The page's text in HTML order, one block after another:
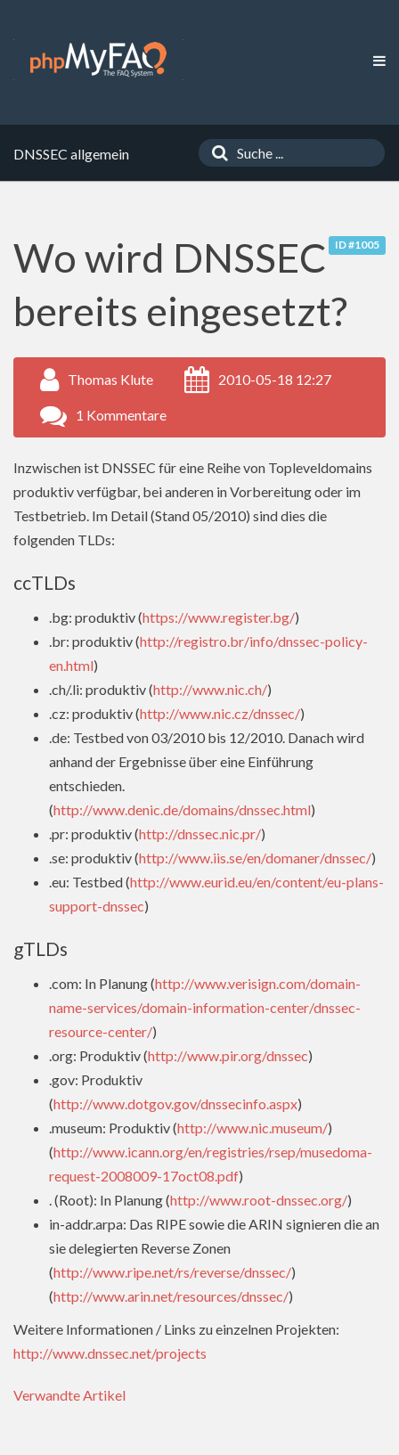
DNSSEC allgemein
ID #1005
Wo wird DNSSEC
bereits eingesetzt?
Thomas Klute 2010-05-18 12:27
1 Kommentare
Inzwischen ist DNSSEC für eine Reihe von Topleveldomains
produktiv verfügbar, bei anderen in Vorbereitung oder im
Testbetrieb. Im Detail (Stand 05/2010) sind dies die
folgenden TLDs:
ccTLDs
.bg: produktiv (https://www.register.bg/)
.br: produktiv (http://registro.br/info/dnssec-policy-
en.html)
.ch/.li: produktiv (http://www.nic.ch/)
.cz: produktiv (http://www.nic.cz/dnssec/)
.de: Testbed von 03/2010 bis 12/2010. Danach wird
anhand der Ergebnisse über eine Einführung
entschieden.
(http://www.denic.de/domains/dnssec.html)
.pr: produktiv (http://dnssec.nic.pr/)
.se: produktiv (http://www.iis.se/en/domaner/dnssec/)
.eu: Testbed (http://www.eurid.eu/en/content/eu-plans-
support-dnssec)
gTLDs
.com: In Planung (http://www.verisign.com/domain-
name-services/domain-information-center/dnssec-
resource-center/)
.org: Produktiv (http://www.pir.org/dnssec)
.gov: Produktiv
(http://www.dotgov.gov/dnssecinfo.aspx)
.museum: Produktiv (http://www.nic.museum/)
(http://www.icann.org/en/registries/rsep/musedoma-
request-2008009-17oct08.pdf)
. (Root): In Planung (http://www.root-dnssec.org/)
in-addr.arpa: Das RIPE sowie die ARIN signieren die an
sie delegierten Reverse Zonen
(http://www.ripe.net/rs/reverse/dnssec/)
(http://www.arin.net/resources/dnssec/)
Weitere Informationen / Links zu einzelnen Projekten:
http://www.dnssec.net/projects
Verwandte Artikel